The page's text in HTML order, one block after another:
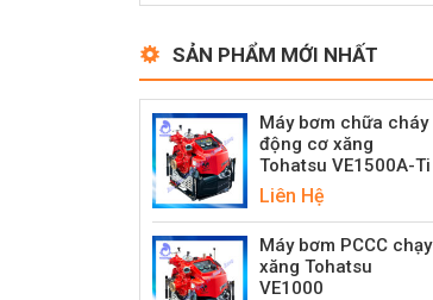
SẢN PHẨM MỚI NHẤT
Máy bơm chữa cháy
động cơ xăng
Tohatsu VE1500A-Ti
Liên Hệ
Máy bơm PCCC chạy
xăng Tohatsu
VE1000